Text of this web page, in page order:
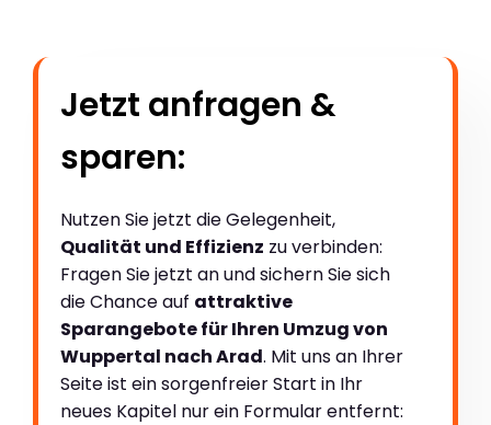
Jetzt anfragen &
sparen:
Nutzen Sie jetzt die Gelegenheit,
Qualität und Effizienz zu verbinden:
Fragen Sie jetzt an und sichern Sie sich
die Chance auf attraktive
Sparangebote für Ihren Umzug von
Wuppertal nach Arad. Mit uns an Ihrer
Seite ist ein sorgenfreier Start in Ihr
neues Kapitel nur ein Formular entfernt: